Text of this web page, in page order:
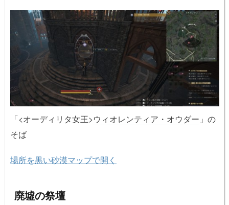
「<オーディリタ女王>ウィオレンティア・オウダー 」の
そば
場所を黒い砂漠マップで開く
廃墟の祭壇